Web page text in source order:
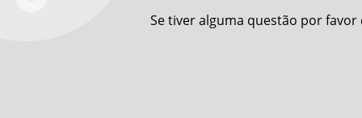
Se tiver alguma questão por favor